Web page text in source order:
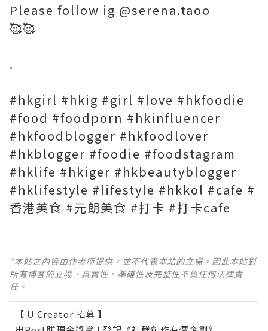
Please follow ig @serena.taoo
🥰🥰
.
#hkgirl #hkig #girl #love #hkfoodie
#food #foodporn #hkinfluencer
#hkfoodblogger #hkfoodlover
#hkblogger #foodie #foodstagram
#hklife #hkiger #hkbeautyblogger
#hklifestyle #lifestyle #hkkol #cafe #
香港美食 #元朗美食 #打卡 #打卡cafe
*本站之內容由作者所提供，並不代表本站的立場。因此本站對
所有博客的立場、真實性、準確性及完整性不負任何法律責
任。
【 U Creator 招募 】